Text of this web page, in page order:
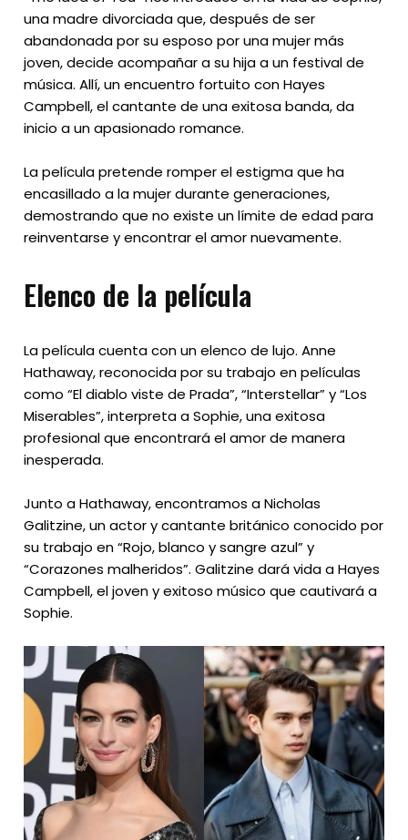
una madre divorciada que, después de ser
abandonada por su esposo por una mujer más
joven, decide acompañar a su hija a un festival de
música. Allí, un encuentro fortuito con Hayes
Campbell, el cantante de una exitosa banda, da
inicio a un apasionado romance.
La película pretende romper el estigma que ha
encasillado a la mujer durante generaciones,
demostrando que no existe un límite de edad para
reinventarse y encontrar el amor nuevamente.
Elenco de la película
La película cuenta con un elenco de lujo. Anne
Hathaway, reconocida por su trabajo en películas
como “El diablo viste de Prada”, “Interstellar” y “Los
Miserables”, interpreta a Sophie, una exitosa
profesional que encontrará el amor de manera
inesperada.
Junto a Hathaway, encontramos a Nicholas
Galitzine, un actor y cantante británico conocido por
su trabajo en “Rojo, blanco y sangre azul” y
“Corazones malheridos”. Galitzine dará vida a Hayes
Campbell, el joven y exitoso músico que cautivará a
Sophie.